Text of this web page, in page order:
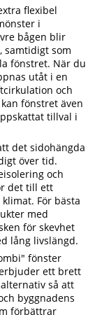
flexibel
i
bågen blir
samtidigt som
fönstret. När du
utåt i en
och
fönstret även
tillval i
det sidohängda
över tid.
och
det till ett
För bästa
med
för skevhet
lång livslängd.
fönster
ett brett
så att
byggnadens
förbättrar